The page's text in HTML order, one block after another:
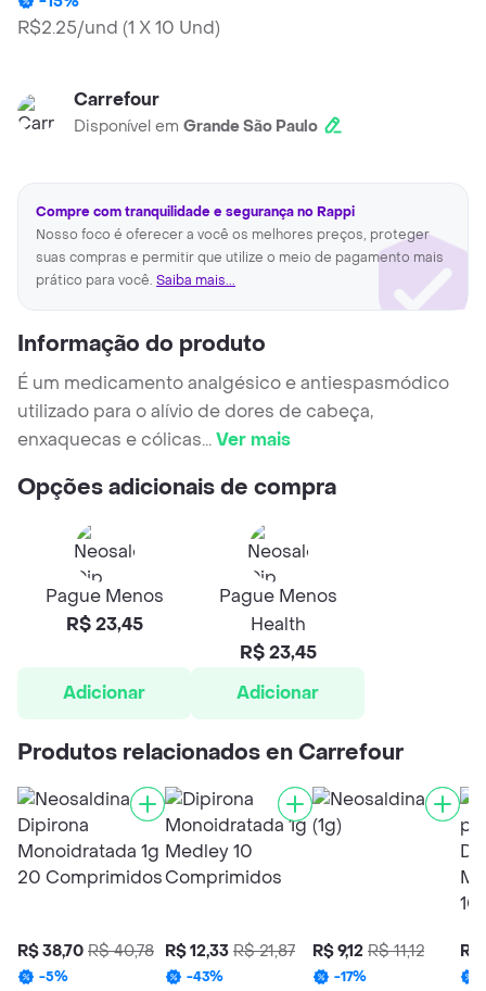
R$2.25/und (1 X 10 Und)
Carrefour
Disponível em Grande São Paulo
Compre com tranquilidade e segurança no Rappi
Nosso foco é oferecer a você os melhores preços, proteger
suas compras e permitir que utilize o meio de pagamento mais
prático para você. Saiba mais...
Informação do produto
É um medicamento analgésico e antiespasmódico
utilizado para o alívio de dores de cabeça,
enxaquecas e cólicas...Ver mais
Opções adicionais de compra
Pague Menos
R$ 23,45
Adicionar
Pague Menos
Health
R$ 23,45
Adicionar
Produtos relacionados en Carrefour
R$ 38,70 R$ 40,78
-5%
R$ 12,33 R$ 21,87
-43%
R$ 9,12 R$ 11,12
-17%
R$